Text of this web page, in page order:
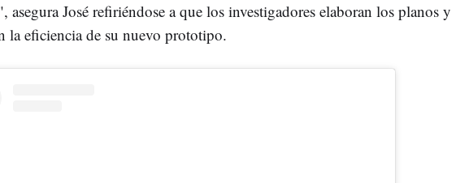
asegura José refiriéndose a que los investigadores elaboran los planos y
la eficiencia de su nuevo prototipo.